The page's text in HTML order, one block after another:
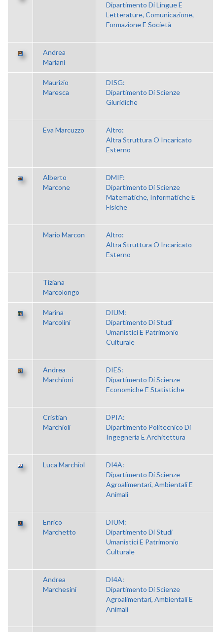
Dipartimento Di Lingue E
Letterature, Comunicazione,
Formazione E Società
Andrea
Mariani
Maurizio
Maresca
DISG:
Dipartimento Di Scienze
Giuridiche
Eva Marcuzzo
Altro:
Altra Struttura O Incaricato
Esterno
Alberto
Marcone
DMIF:
Dipartimento Di Scienze
Matematiche, Informatiche E
Fisiche
Mario Marcon
Altro:
Altra Struttura O Incaricato
Esterno
Tiziana
Marcolongo
Marina
Marcolini
DIUM:
Dipartimento Di Studi
Umanistici E Patrimonio
Culturale
Andrea
Marchioni
DIES:
Dipartimento Di Scienze
Economiche E Statistiche
Cristian
Marchioli
DPIA:
Dipartimento Politecnico Di
Ingegneria E Architettura
Luca Marchiol
DI4A:
Dipartimento Di Scienze
Agroalimentari, Ambientali E
Animali
Enrico
Marchetto
DIUM:
Dipartimento Di Studi
Umanistici E Patrimonio
Culturale
Andrea
Marchesini
DI4A:
Dipartimento Di Scienze
Agroalimentari, Ambientali E
Animali